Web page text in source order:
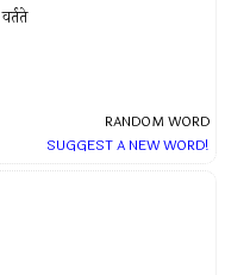
RANDOM WORD
SUGGEST A NEW WORD!